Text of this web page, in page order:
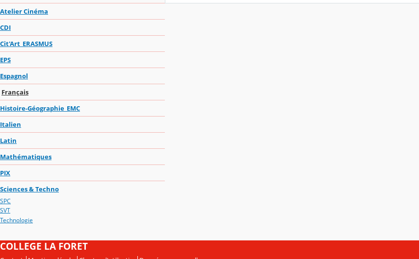
Atelier Cinéma
CDI
Cit'Art_ERASMUS
EPS
Espagnol
Français
Histoire-Géographie_EMC
Italien
Latin
Mathématiques
PIX
Sciences & Techno
SPC
SVT
Technologie
COLLEGE LA FORET